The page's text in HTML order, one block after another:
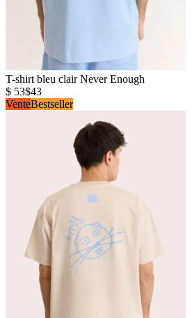
T-shirt bleu clair Never Enough
$ 53$43
VenteBestseller